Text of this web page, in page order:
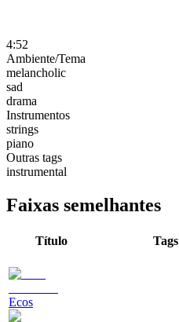
4:52
Ambiente/Tema
melancholic
sad
drama
Instrumentos
strings
piano
Outras tags
instrumental
Faixas semelhantes
Título Tags
Ecos